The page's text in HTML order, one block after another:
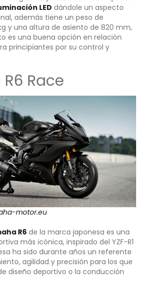
LED dándole un aspecto
además tiene un peso de
y una altura de asiento de 820 mm,
es una buena opción en relación
principiantes por su control y
Race
motor.eu
R6de la marca japonesa es una
más icónica, inspirado del YZF-R1
ha sido durante años un referente
agilidad y precisión para los que
diseño deportivo o la conducción